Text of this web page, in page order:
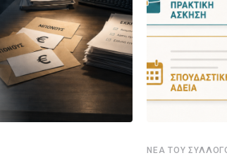
ΝΈΑ ΤΟΥ